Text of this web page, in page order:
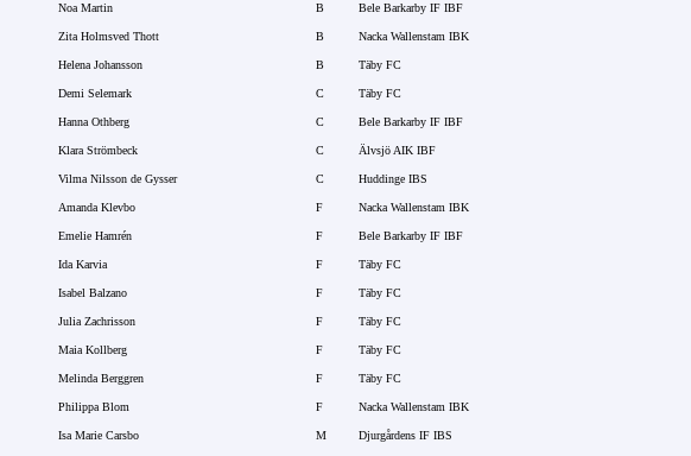
Noa Martin
Zita Holmsved Thott
Helena Johansson
Demi Selemark
Hanna Othberg
Klara Strömbeck
Vilma Nilsson de Gysser
Amanda Klevbo
Emelie Hamrén
Ida Karvia
Isabel Balzano
Julia Zachrisson
Maia Kollberg
Melinda Berggren
Philippa Blom
Isa Marie Carsbo
B
B
B
C
C
C
C
F
F
F
F
F
F
F
F
M
Bele Barkarby IF IBF
Nacka Wallenstam IBK
Täby FC
Täby FC
Bele Barkarby IF IBF
Älvsjö AIK IBF
Huddinge IBS
Nacka Wallenstam IBK
Bele Barkarby IF IBF
Täby FC
Täby FC
Täby FC
Täby FC
Täby FC
Nacka Wallenstam IBK
Djurgårdens IF IBS